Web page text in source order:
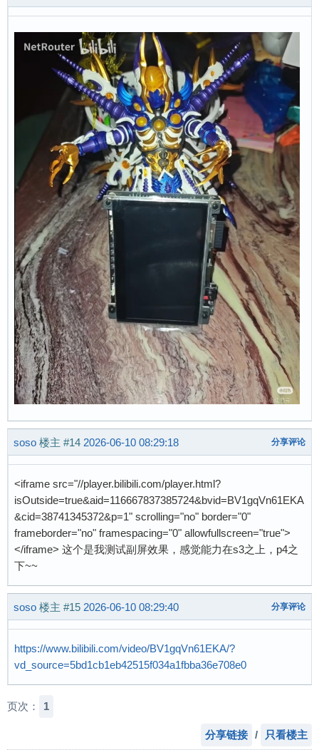
soso 楼主 #14 2026-06-10 08:29:18 分享评论
<iframe src="//player.bilibili.com/player.html?
isOutside=true&aid=116667837385724&bvid=BV1gqVn61EKA
&cid=38741345372&p=1" scrolling="no" border="0"
frameborder="no" framespacing="0" allowfullscreen="true">
</iframe> 这个是我测试副屏效果，感觉能力在s3之上，p4之
下~~
soso 楼主 #15 2026-06-10 08:29:40 分享评论
https://www.bilibili.com/video/BV1gqVn61EKA/?
vd_source=5bd1cb1eb42515f034a1fbba36e708e0
页次： 1
分享链接 / 只看楼主